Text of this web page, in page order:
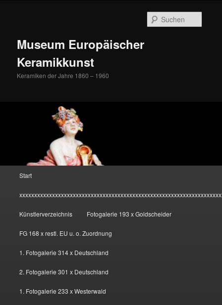
Museum Europäischer
Keramikkunst
Keramiken der Jahre 1860 – 1960
Start
Künstlerverzeichnis Fotogalerie 193 x Goldscheider
FG 168 x restl. EU u. o. Zuordnung
1. Fotogalerie 314 x Deutschland
2. Fotogalerie 301 x Deutschland
1. Fotogalerie 233 x Westerwald